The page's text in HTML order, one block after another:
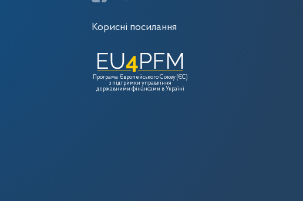
Корисні посилання
Програма Європейського Союзу (ЄС)
з підтримки управління
державними фінансами в Україні